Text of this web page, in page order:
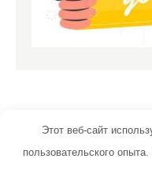
vpologenii.ru
Этот веб-сайт
пользовательского